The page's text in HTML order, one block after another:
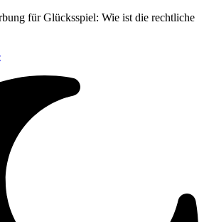
für Glücksspiel: Wie ist die rechtliche